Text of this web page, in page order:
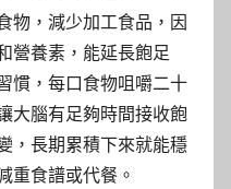
物，減少加工食品，因
營養素，能延長飽足
慣，每口食物咀嚼二十
大腦有足夠時間接收飽
，長期累積下來就能穩
重食譜或代餐。